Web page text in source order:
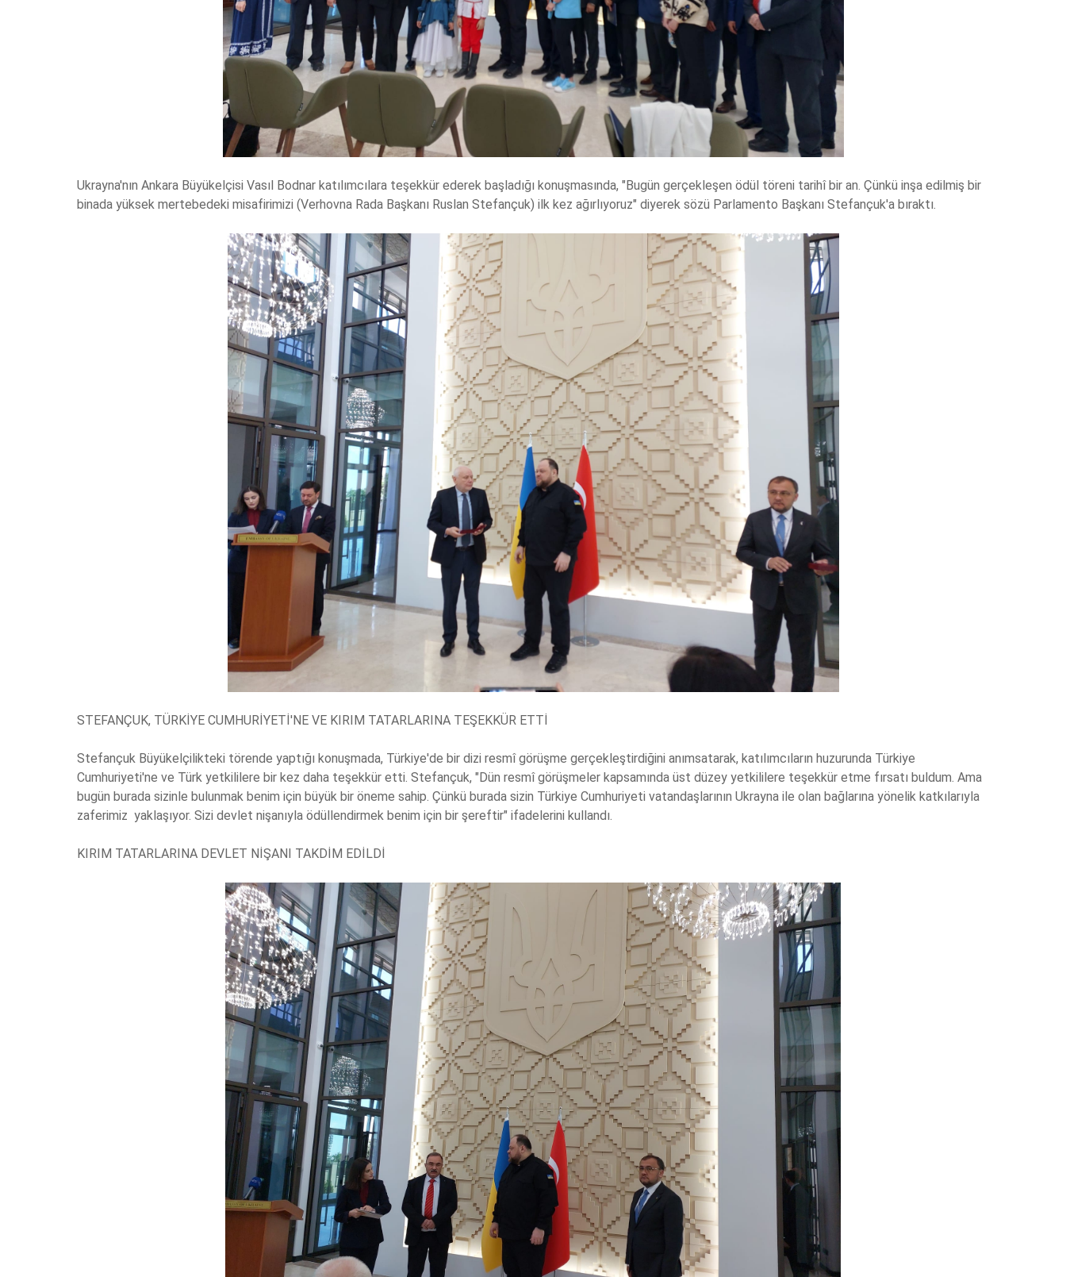
Ukrayna'nın Ankara Büyükelçisi Vasıl Bodnar katılımcılara teşekkür ederek başladığı konuşmasında, "Bugün gerçekleşen ödül töreni tarihî bir an. Çünkü inşa edilmiş bir
binada yüksek mertebedeki misafirimizi (Verhovna Rada Başkanı Ruslan Stefançuk) ilk kez ağırlıyoruz" diyerek sözü Parlamento Başkanı Stefançuk'a bıraktı.
STEFANÇUK, TÜRKİYE CUMHURİYETİ'NE VE KIRIM TATARLARINA TEŞEKKÜR ETTİ
Stefançuk Büyükelçilikteki törende yaptığı konuşmada, Türkiye'de bir dizi resmî görüşme gerçekleştirdiğini anımsatarak, katılımcıların huzurunda Türkiye
Cumhuriyeti'ne ve Türk yetkililere bir kez daha teşekkür etti. Stefançuk, "Dün resmî görüşmeler kapsamında üst düzey yetkililere teşekkür etme fırsatı buldum. Ama
bugün burada sizinle bulunmak benim için büyük bir öneme sahip. Çünkü burada sizin Türkiye Cumhuriyeti vatandaşlarının Ukrayna ile olan bağlarına yönelik katkılarıyla
zaferimiz yaklaşıyor. Sizi devlet nişanıyla ödüllendirmek benim için bir şereftir" ifadelerini kullandı.
KIRIM TATARLARINA DEVLET NİŞANI TAKDİM EDİLDİ